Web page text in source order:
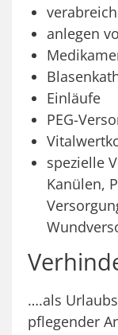
anlegen
Einläufe
PEG-
spezielle
Kanülen,
….als
pflegender